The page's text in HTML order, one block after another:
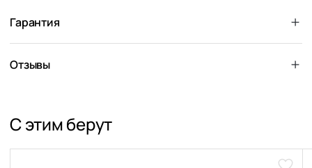
Гарантия
Отзывы
С этим берут